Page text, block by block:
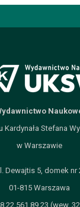
Kardynała Stefana
w Warszawie
Dewajtis 5, domek nr
01-815 Warszawa
22 561 89 23 (wew.